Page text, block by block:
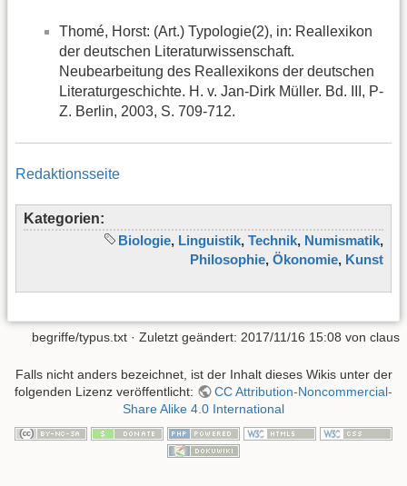
Thomé, Horst: (Art.) Typologie(2), in: Reallexikon
der deutschen Literaturwissenschaft.
Neubearbeitung des Reallexikons der deutschen
Literaturgeschichte. H. v. Jan-Dirk Müller. Bd. III, P-
Z. Berlin, 2003, S. 709-712.
Redaktionsseite
Kategorien:
Biologie, Linguistik, Technik, Numismatik,
Philosophie, Ökonomie, Kunst
begriffe/typus.txt · Zuletzt geändert: 2017/11/16 15:08 von claus
Falls nicht anders bezeichnet, ist der Inhalt dieses Wikis unter der
folgenden Lizenz veröffentlicht:
CC Attribution-Noncommercial-
Share Alike 4.0 International